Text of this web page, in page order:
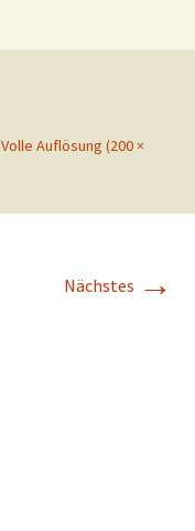
Volle Auflösung (200 ×
Nächstes →